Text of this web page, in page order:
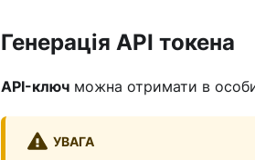
Генерація АРІ токена
API-ключ можна отримати в
УВАГА